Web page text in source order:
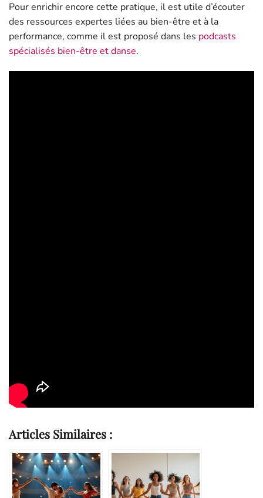
Pour enrichir encore cette pratique, il est utile d’écouter
des ressources expertes liées au bien-être et à la
performance, comme il est proposé dans les podcasts
spécialisés bien-être et danse.
Articles Similaires :